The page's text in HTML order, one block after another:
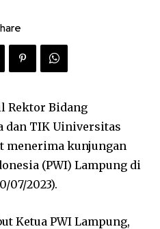
Rektor Bidang
dan TIK Uiniversitas
menerima kunjungan
(PWI) Lampung di
07/2023).
Ketua PWI Lampung,